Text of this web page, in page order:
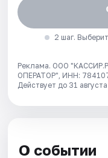
2 шаг.
Реклама. ООО
ОПЕРАТОР", ИНН:
Действует до 31
О событии